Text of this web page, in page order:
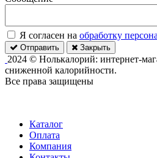
Я согласен на обработку
Отправить Закрыть
2024 © Нолькалорий: интернет-
сниженной калорийности.
Все права защищены
Каталог
Оплата
Компания